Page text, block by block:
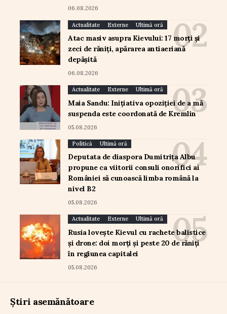
06.08.2026
Actualitate Externe Ultimă oră
Atac masiv asupra Kievului: 17 morți și
zeci de răniți, apărarea antiaeriană
depășită
06.08.2026
Actualitate Externe Ultimă oră
Maia Sandu: Inițiativa opoziției de a mă
suspenda este coordonată de Kremlin
05.08.2026
Politică Ultimă oră
Deputata de diaspora Dumitrița Albu
propune ca viitorii consuli onorifici ai
României să cunoască limba română la
nivel B2
05.08.2026
Actualitate Externe Ultimă oră
Rusia lovește Kievul cu rachete balistice
și drone: doi morți și peste 20 de răniți
în regiunea capitalei
05.08.2026
Știri asemănătoare